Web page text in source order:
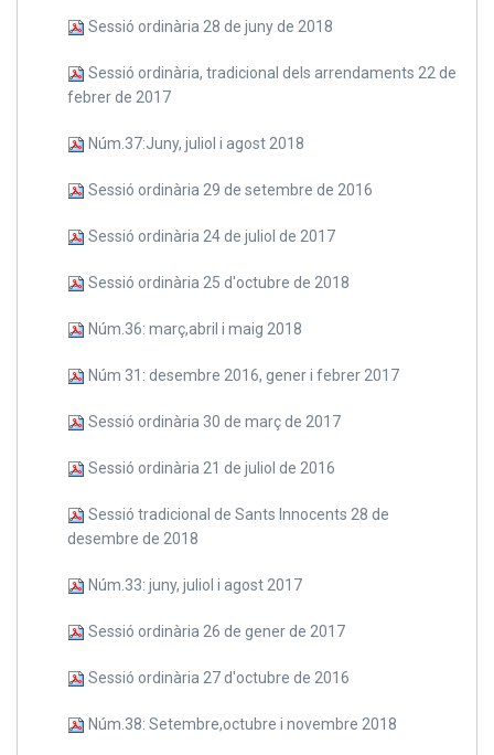
Sessió ordinària 28 de juny de 2018
Sessió ordinària, tradicional dels arrendaments 22 de
febrer de 2017
Núm.37:Juny, juliol i agost 2018
Sessió ordinària 29 de setembre de 2016
Sessió ordinària 24 de juliol de 2017
Sessió ordinària 25 d'octubre de 2018
Núm.36: març,abril i maig 2018
Núm 31: desembre 2016, gener i febrer 2017
Sessió ordinària 30 de març de 2017
Sessió ordinària 21 de juliol de 2016
Sessió tradicional de Sants Innocents 28 de
desembre de 2018
Núm.33: juny, juliol i agost 2017
Sessió ordinària 26 de gener de 2017
Sessió ordinària 27 d'octubre de 2016
Núm.38: Setembre,octubre i novembre 2018